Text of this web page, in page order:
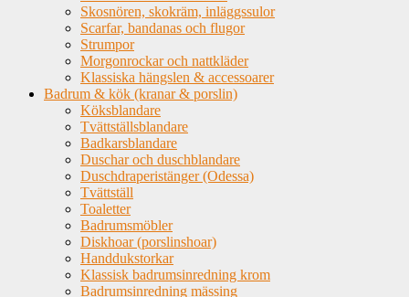
Skosnören, skokräm, inläggssulor
Scarfar, bandanas och flugor
Strumpor
Morgonrockar och nattkläder
Klassiska hängslen & accessoarer
Badrum & kök (kranar & porslin)
Köksblandare
Tvättställsblandare
Badkarsblandare
Duschar och duschblandare
Duschdraperistänger (Odessa)
Tvättställ
Toaletter
Badrumsmöbler
Diskhoar (porslinshoar)
Handdukstorkar
Klassisk badrumsinredning krom
Badrumsinredning mässing